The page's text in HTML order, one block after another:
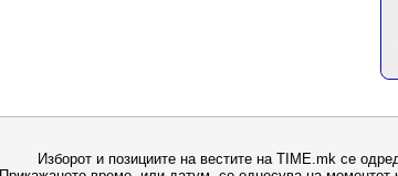
Изборот и позициите на вестите на TIME.mk се